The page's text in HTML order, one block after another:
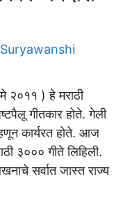
) हे मराठी
गीतकार होते. गेली
कार्यरत होते. आज
३००० गीते लिहिली.
सर्वात जास्त राज्य